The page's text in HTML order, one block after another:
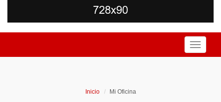
Toggle
Inicio Mi Oficina